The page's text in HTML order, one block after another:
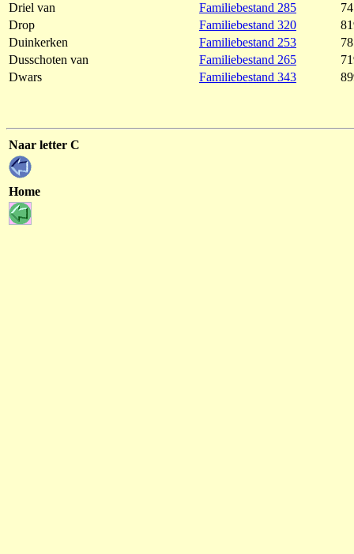
Driel van
Familiebestand 285
Drop
Familiebestand 320
Duinkerken
Familiebestand 253
Dusschoten van
Familiebestand 265
Dwars
Familiebestand 343
Naar letter C
Home